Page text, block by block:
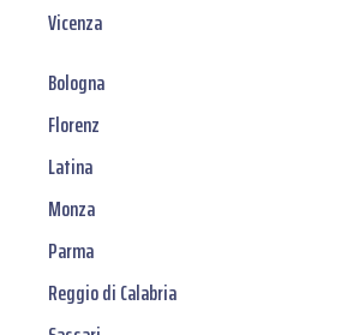
Vicenza
Bologna
Florenz
Latina
Monza
Parma
Reggio di Calabria